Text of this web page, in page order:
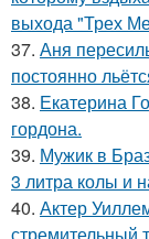
выхода "Трех
37. Аня
постоянно
38. Екатерина
гордона.
39. Мужик в
3 литра колы и
40. Актер